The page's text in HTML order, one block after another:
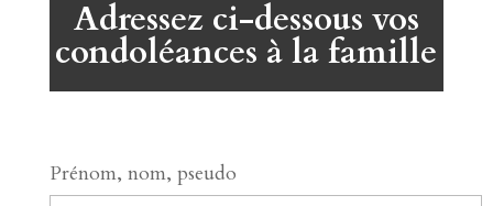
Adressez ci-dessous vos
condoléances à la famille
Prénom, nom, pseudo